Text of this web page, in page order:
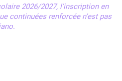
2026/2027, l’inscription en
continuées renforcée n’est pas